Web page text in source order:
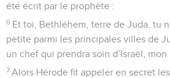
été écrit par le prophète :
6 Et toi, Bethléhem, terre de Juda, tu
petite parmi les principales villes de
un chef qui prendra soin d’Israël, mon
7 Alors Hérode fit appeler en secret